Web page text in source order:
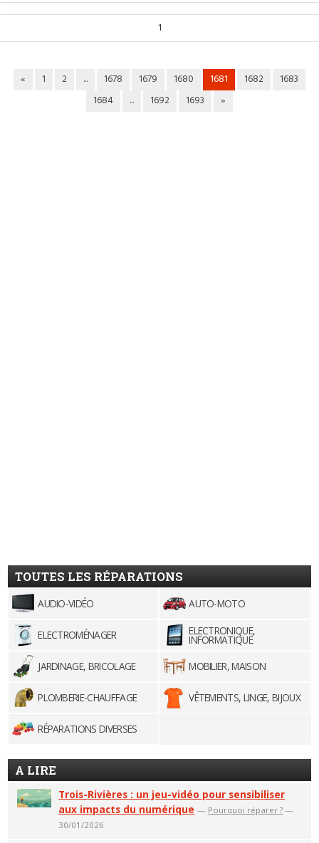
1
« 1 2 ... 1678 1679 1680 1681 1682
1683
1684
... 1692 1693 »
TOUTES LES RÉPARATIONS
AUDIO-VIDÉO AUTO-MOTO
ELECTROMÉNAGER ELECTRONIQUE,
INFORMATIQUE
JARDINAGE, BRICOLAGE
MOBILIER, MAISON
PLOMBERIE-CHAUFFAGE VÊTEMENTS, LINGE, BIJOUX
RÉPARATIONS DIVERSES
A LIRE
Trois-Rivières : un jeu-vidéo pour sensibiliser
aux impacts du numérique — Pourquoi réparer ? —
30/01/2026